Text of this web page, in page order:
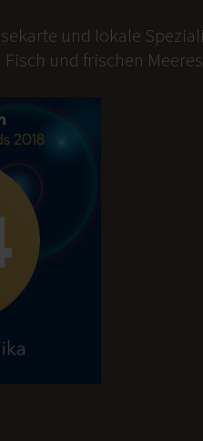
und lokale
und frischen